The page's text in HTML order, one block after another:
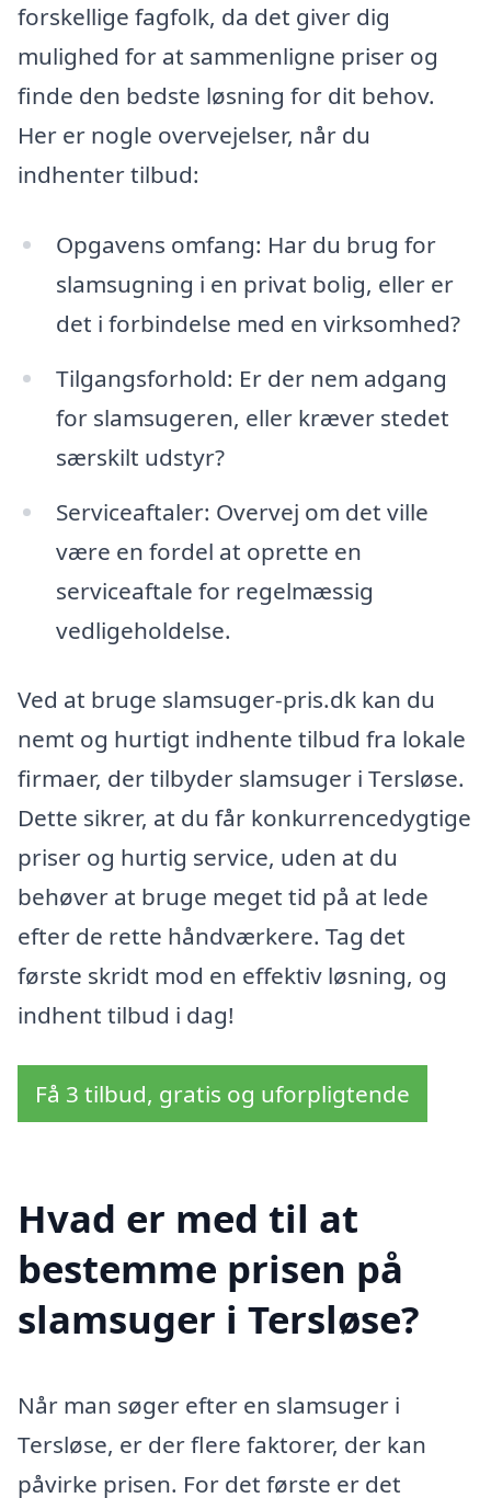
forskellige fagfolk, da det giver dig
mulighed for at sammenligne priser og
finde den bedste løsning for dit behov.
Her er nogle overvejelser, når du
indhenter tilbud:
Opgavens omfang: Har du brug for
slamsugning i en privat bolig, eller er
det i forbindelse med en virksomhed?
Tilgangsforhold: Er der nem adgang
for slamsugeren, eller kræver stedet
særskilt udstyr?
Serviceaftaler: Overvej om det ville
være en fordel at oprette en
serviceaftale for regelmæssig
vedligeholdelse.
Ved at bruge slamsuger-pris.dk kan du
nemt og hurtigt indhente tilbud fra lokale
firmaer, der tilbyder slamsuger i Tersløse.
Dette sikrer, at du får konkurrencedygtige
priser og hurtig service, uden at du
behøver at bruge meget tid på at lede
efter de rette håndværkere. Tag det
første skridt mod en effektiv løsning, og
indhent tilbud i dag!
Få 3 tilbud, gratis og uforpligtende
Hvad er med til at
bestemme prisen på
slamsuger i Tersløse?
Når man søger efter en slamsuger i
Tersløse, er der flere faktorer, der kan
påvirke prisen. For det første er det